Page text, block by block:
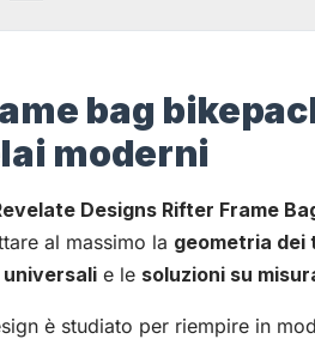
bag
moderni
Designs Rifter Frame
al massimo la geometria dei
universali e le soluzioni su
è studiato per riempire in